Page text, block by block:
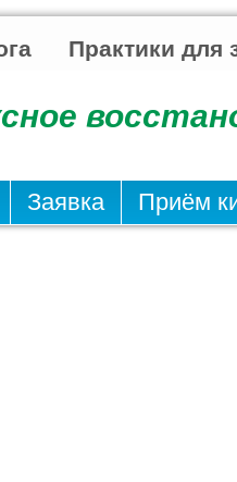
Практики для
Заявка Приём